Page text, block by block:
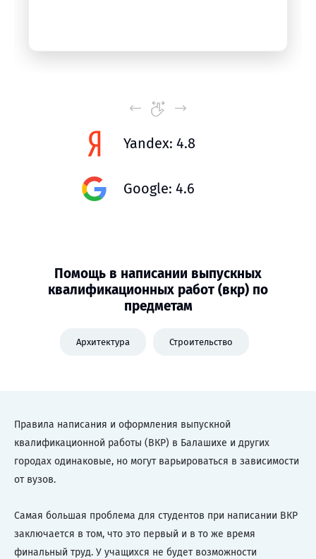
Yandex: 4.8
Google: 4.6
Помощь в написании выпускных
квалификационных работ (вкр) по
предметам
Архитектура Строительство
Правила написания и оформления выпускной
квалификационной работы (ВКР) в Балашихе и других
городах одинаковые, но могут варьироваться в зависимости
от вузов.
Самая большая проблема для студентов при написании ВКР
заключается в том, что это первый и в то же время
финальный труд. У учащихся не будет возможности